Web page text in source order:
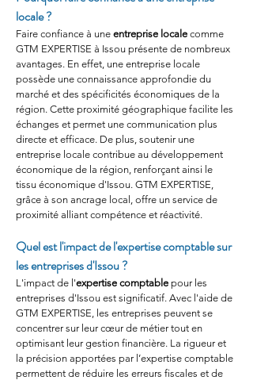
locale ?
Faire confiance à une entreprise locale comme
GTM EXPERTISE à Issou présente de nombreux
avantages. En effet, une entreprise locale
possède une connaissance approfondie du
marché et des spécificités économiques de la
région. Cette proximité géographique facilite les
échanges et permet une communication plus
directe et efficace. De plus, soutenir une
entreprise locale contribue au développement
économique de la région, renforçant ainsi le
tissu économique d'Issou. GTM EXPERTISE,
grâce à son ancrage local, offre un service de
proximité alliant compétence et réactivité.
Quel est l'impact de l'expertise comptable sur
les entreprises d'Issou ?
L'impact de l'expertise comptable pour les
entreprises d'Issou est significatif. Avec l'aide de
GTM EXPERTISE, les entreprises peuvent se
concentrer sur leur cœur de métier tout en
optimisant leur gestion financière. La rigueur et
la précision apportées par l’expertise comptable
permettent de réduire les erreurs fiscales et de